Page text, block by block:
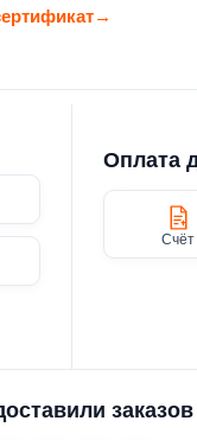
→
Оплата
Счёт
заказов